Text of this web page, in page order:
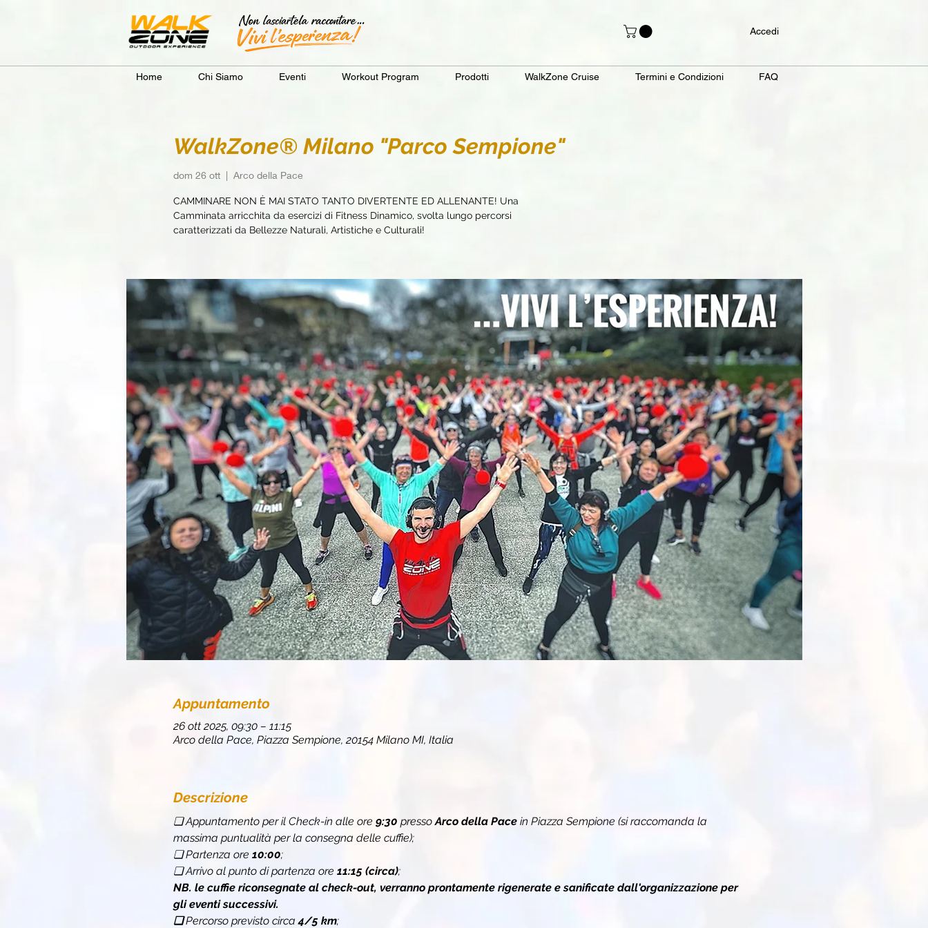
Accedi
Home Chi Siamo Eventi Workout Program Prodotti WalkZone Cruise Termini e Condizioni FAQ
WalkZone® Milano "Parco Sempione"
dom 26 ott
  |
Arco della Pace
CAMMINARE NON È MAI STATO TANTO DIVERTENTE ED ALLENANTE! Una
Camminata arricchita da esercizi di Fitness Dinamico, svolta lungo percorsi
caratterizzati da Bellezze Naturali, Artistiche e Culturali!
Appuntamento
26 ott 2025, 09:30 – 11:15
Arco della Pace, Piazza Sempione, 20154 Milano MI, Italia
Descrizione
❏ Appuntamento per il Check-in alle ore 9:30 presso Arco della Pace in Piazza Sempione (si raccomanda la
massima puntualità per la consegna delle cuffie);
❏ Partenza ore 10:00;
❏ Arrivo al punto di partenza ore 11:15 (circa);
NB. le cuffie riconsegnate al check-out, verranno prontamente rigenerate e sanificate dall'organizzazione per
gli eventi successivi.
❏ Percorso previsto circa 4/5 km;